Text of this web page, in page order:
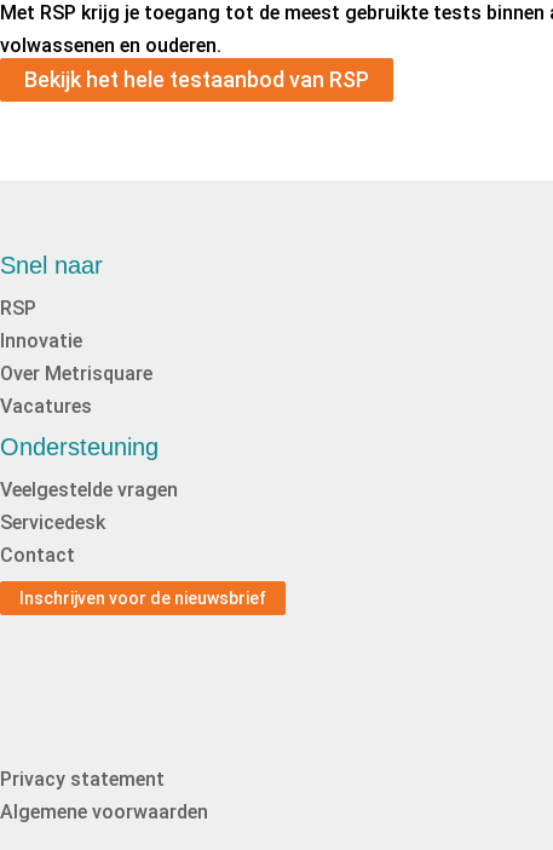
Met RSP krijg je toegang tot de meest gebruikte tests
volwassenen en ouderen.
Bekijk het hele testaanbod van RSP
Snel naar
RSP
Innovatie
Over Metrisquare
Vacatures
Ondersteuning
Veelgestelde vragen
Servicedesk
Contact
Inschrijven voor de nieuwsbrief
Privacy statement
Algemene voorwaarden